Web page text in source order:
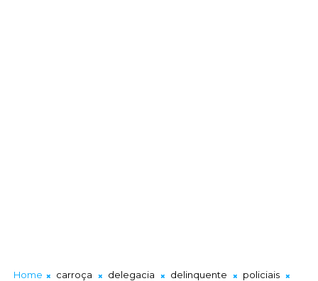
Home carroça delegacia delinquente
policiais